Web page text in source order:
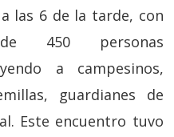
las 6 de la tarde, con
450 personas
a campesinos,
guardianes de
Este encuentro tuvo